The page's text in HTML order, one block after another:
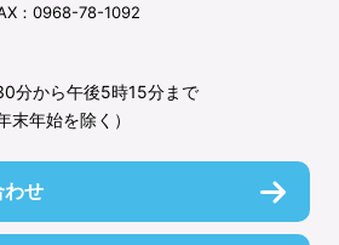
：0968-78-1092
分から午後5時15分まで
末年始を除く）
わせ